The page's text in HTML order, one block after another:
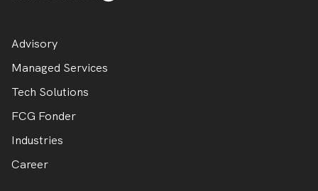
Advisory
Managed Services
Tech Solutions
FCG Fonder
Industries
Career